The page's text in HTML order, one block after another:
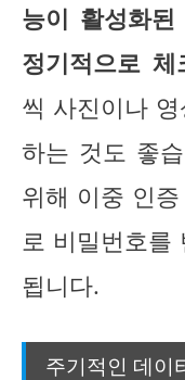
능이 활성화
정기적으로 체
씩 사진이나
하는 것도 좋
위해 이중 인
로 비밀번호를
됩니다.
주기적인 데이